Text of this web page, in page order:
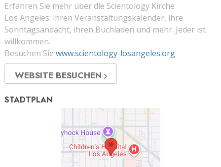
Erfahren Sie mehr über die Scientology Kirche
Los Angeles: ihren Veranstaltungskalender, ihre
Sonntagsandacht, ihren Buchladen und mehr. Jeder ist
willkommen.
Besuchen Sie www.scientology-losangeles.org
WEBSITE BESUCHEN
STADTPLAN